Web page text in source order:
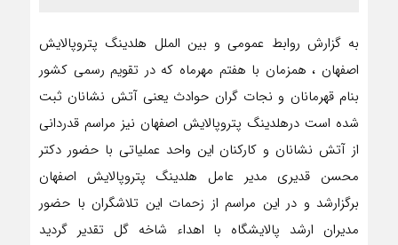
به گزارش روابط عمومی و بین الملل هلدینگ پتروپالایش
اصفهان ، همزمان با هفتم مهرماه که در تقویم رسمی کشور
بنام قهرمانان و نجات گران حوادث یعنی آتش نشانان ثبت
شده است درهلدینگ پتروپالایش اصفهان نیز مراسم قدردانی
از آتش نشانان و کارکنان این واحد عملیاتی با حضور دکتر
محسن قدیری مدیر عامل هلدینگ پتروپالایش اصفهان
برگزارشد و در این مراسم از زحمات این تلاشگران با حضور
مدیران ارشد پالایشگاه با اهداء شاخه گل تقدیر گردید